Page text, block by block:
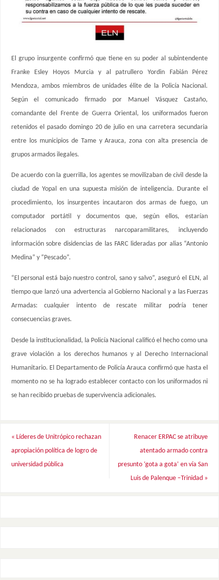
El grupo insurgente confirmó que tiene en su poder al subintendente
Franke Esley Hoyos Murcia y al patrullero Yordin Fabián Pérez
Mendoza, ambos miembros de unidades élite de la Policía Nacional.
Según el comunicado firmado por Manuel Vásquez Castaño,
comandante del Frente de Guerra Oriental, los uniformados fueron
retenidos el pasado domingo 20 de julio en una carretera secundaria
entre los municipios de Tame y Arauca, zona con alta presencia de
grupos armados ilegales.
De acuerdo con la guerrilla, los agentes se movilizaban de civil desde la
ciudad de Yopal en una supuesta misión de inteligencia. Durante el
procedimiento, los insurgentes incautaron dos armas de fuego, un
computador portátil y documentos que, según ellos, estarían
relacionados con estructuras narcoparamilitares, incluyendo
información sobre disidencias de las FARC lideradas por alias “Antonio
Medina” y “Pescado”.
“El personal está bajo nuestro control, sano y salvo”, aseguró el ELN, al
tiempo que lanzó una advertencia al Gobierno Nacional y a las Fuerzas
Armadas: cualquier intento de rescate militar podría tener
consecuencias graves.
Desde la institucionalidad, la Policía Nacional calificó el hecho como una
grave violación a los derechos humanos y al Derecho Internacional
Humanitario. El Departamento de Policía Arauca confirmó que hasta el
momento no se ha logrado establecer contacto con los uniformados ni
se han recibido pruebas de supervivencia adicionales.
« Líderes de Unitrópico rechazan
apropiación política de logro de
universidad pública
Renacer ERPAC se atribuye
atentado armado contra
presunto ‘gota a gota’ en vía San
Luis de Palenque –Trinidad »